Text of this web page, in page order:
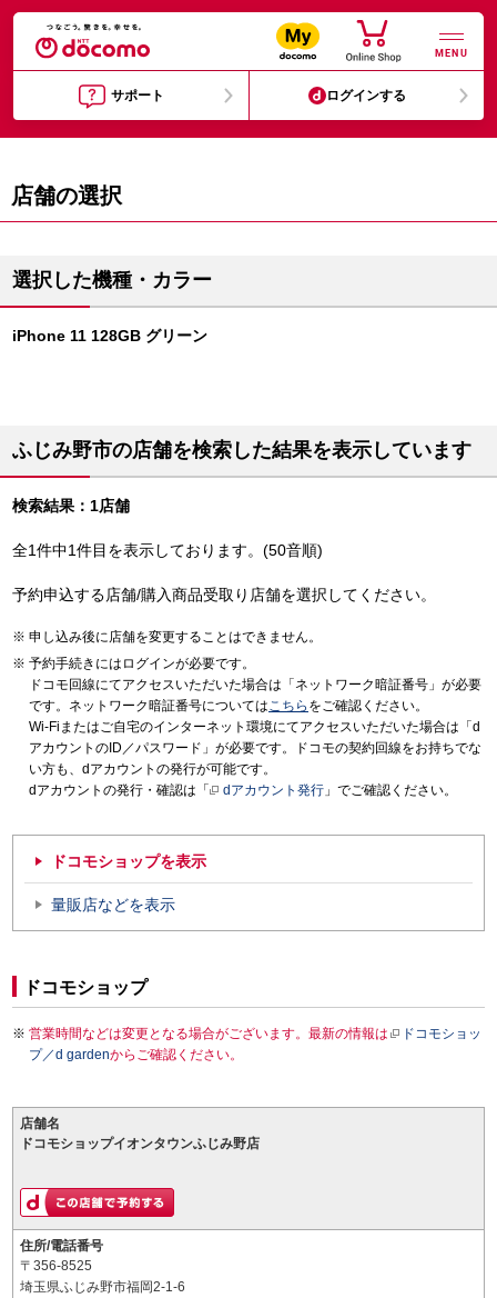
MENU
サポート ログインする
店舗の選択
選択した機種・カラー
iPhone 11 128GB グリーン
ふじみ野市の店舗を検索した結果を表示しています
検索結果：1店舗
全1件中1件目を表示しております。(50音順)
予約申込する店舗/購入商品受取り店舗を選択してください。
申し込み後に店舗を変更することはできません。
予約手続きにはログインが必要です。
ドコモ回線にてアクセスいただいた場合は「ネットワーク暗証番号」が必要
です。ネットワーク暗証番号についてはこちら をご確認ください。
Wi-Fiまたはご自宅のインターネット環境にてアクセスいただいた場合は「d
アカウントのID／パスワード」が必要です。ドコモの契約回線をお持ちでな
い方も、dアカウントの発行が可能です。
dアカウントの発行・確認は「
dアカウント発行 」でご確認ください。
ドコモショップを表示
量販店などを表示
ドコモショップ
営業時間などは変更となる場合がございます。最新の情報は
ドコモショッ
プ／d gardenからご確認ください。
店舗名
ドコモショップイオンタウンふじみ野店
住所/電話番号
〒356-8525
埼玉県ふじみ野市福岡2-1-6